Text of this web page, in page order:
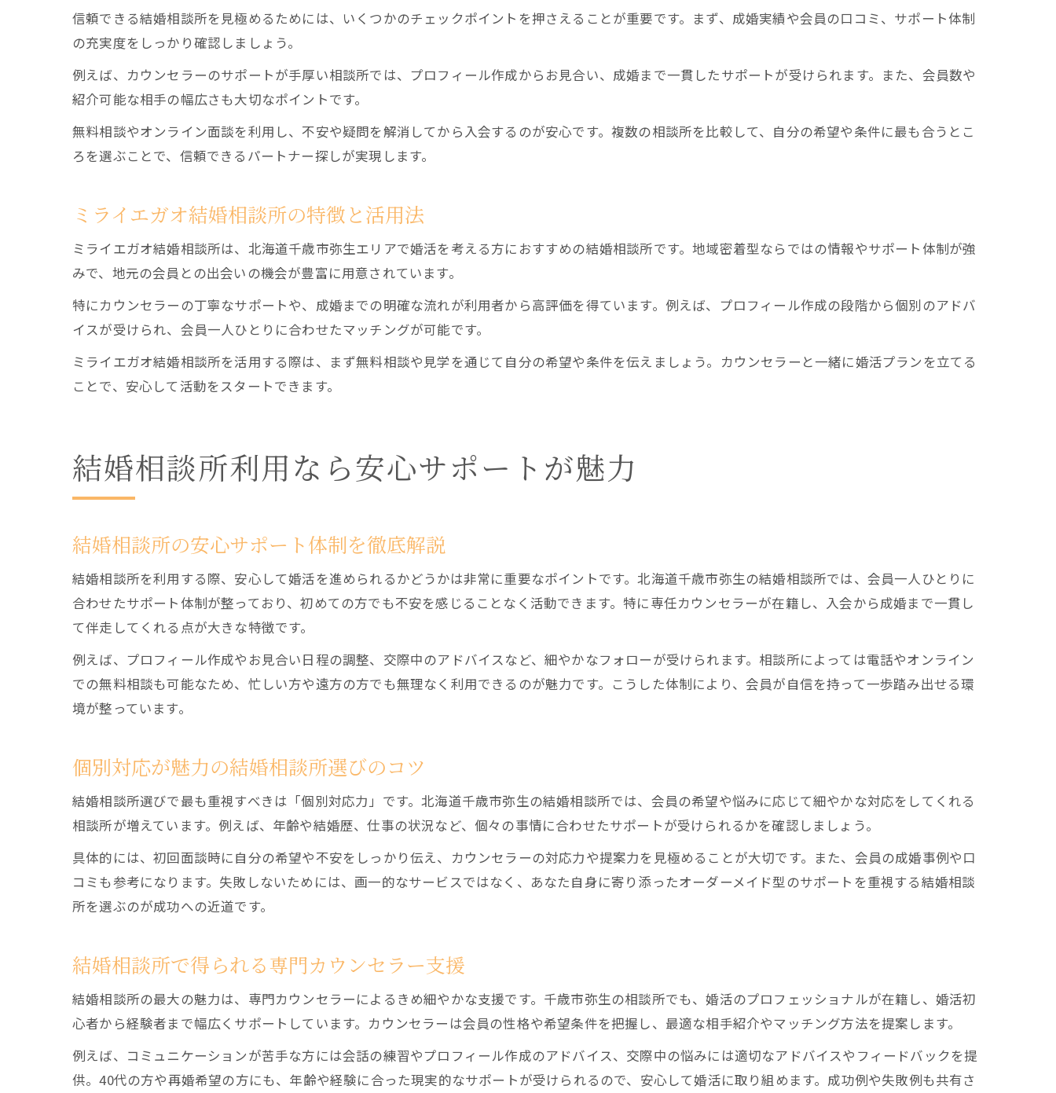
信頼できる結婚相談所を見極めるためには、いくつかのチェックポイントを押さえることが重要です。まず、成婚実績や会員の口コミ、サポート体制
の充実度をしっかり確認しましょう。
例えば、カウンセラーのサポートが手厚い相談所では、プロフィール作成からお見合い、成婚まで一貫したサポートが受けられます。また、会員数や
紹介可能な相手の幅広さも大切なポイントです。
無料相談やオンライン面談を利用し、不安や疑問を解消してから入会するのが安心です。複数の相談所を比較して、自分の希望や条件に最も合うとこ
ろを選ぶことで、信頼できるパートナー探しが実現します。
ミライエガオ結婚相談所の特徴と活用法
ミライエガオ結婚相談所は、北海道千歳市弥生エリアで婚活を考える方におすすめの結婚相談所です。地域密着型ならではの情報やサポート体制が強
みで、地元の会員との出会いの機会が豊富に用意されています。
特にカウンセラーの丁寧なサポートや、成婚までの明確な流れが利用者から高評価を得ています。例えば、プロフィール作成の段階から個別のアドバ
イスが受けられ、会員一人ひとりに合わせたマッチングが可能です。
ミライエガオ結婚相談所を活用する際は、まず無料相談や見学を通じて自分の希望や条件を伝えましょう。カウンセラーと一緒に婚活プランを立てる
ことで、安心して活動をスタートできます。
結婚相談所利用なら安心サポートが魅力
結婚相談所の安心サポート体制を徹底解説
結婚相談所を利用する際、安心して婚活を進められるかどうかは非常に重要なポイントです。北海道千歳市弥生の結婚相談所では、会員一人ひとりに
合わせたサポート体制が整っており、初めての方でも不安を感じることなく活動できます。特に専任カウンセラーが在籍し、入会から成婚まで一貫し
て伴走してくれる点が大きな特徴です。
例えば、プロフィール作成やお見合い日程の調整、交際中のアドバイスなど、細やかなフォローが受けられます。相談所によっては電話やオンライン
での無料相談も可能なため、忙しい方や遠方の方でも無理なく利用できるのが魅力です。こうした体制により、会員が自信を持って一歩踏み出せる環
境が整っています。
個別対応が魅力の結婚相談所選びのコツ
結婚相談所選びで最も重視すべきは「個別対応力」です。北海道千歳市弥生の結婚相談所では、会員の希望や悩みに応じて細やかな対応をしてくれる
相談所が増えています。例えば、年齢や結婚歴、仕事の状況など、個々の事情に合わせたサポートが受けられるかを確認しましょう。
具体的には、初回面談時に自分の希望や不安をしっかり伝え、カウンセラーの対応力や提案力を見極めることが大切です。また、会員の成婚事例や口
コミも参考になります。失敗しないためには、画一的なサービスではなく、あなた自身に寄り添ったオーダーメイド型のサポートを重視する結婚相談
所を選ぶのが成功への近道です。
結婚相談所で得られる専門カウンセラー支援
結婚相談所の最大の魅力は、専門カウンセラーによるきめ細やかな支援です。千歳市弥生の相談所でも、婚活のプロフェッショナルが在籍し、婚活初
心者から経験者まで幅広くサポートしています。カウンセラーは会員の性格や希望条件を把握し、最適な相手紹介やマッチング方法を提案します。
例えば、コミュニケーションが苦手な方には会話の練習やプロフィール作成のアドバイス、交際中の悩みには適切なアドバイスやフィードバックを提
供。40代の方や再婚希望の方にも、年齢や経験に合った現実的なサポートが受けられるので、安心して婚活に取り組めます。成功例や失敗例も共有さ